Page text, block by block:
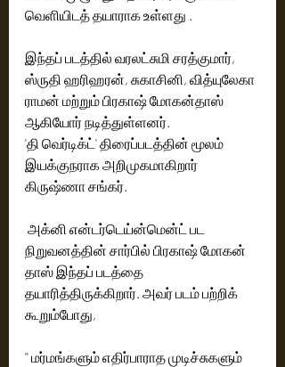
வெளியிடத் தயாராக உள்ளது .
இந்தப் படத்தில் வரலட்சுமி சரத்குமார்,
ஸ்ருதி ஹரிஹரன், சுகாசினி, வித்யுலேகா
ராமன் மற்றும் பிரகாஷ் மோகன்தாஸ்
ஆகியோர் நடித்துள்ளனர்.
'தி வெர்டிக்ட்' திரைப்படத்தின் மூலம்
இயக்குநராக அறிமுகமாகிறார்
கிருஷ்ணா சங்கர்.
நிறுவனத்தின் சார்பில் பிரகாஷ் மோகன்
தாஸ் இந்தப் படத்தை
தயாரித்திருக்கிறார். அவர் படம் பற்றிக்
கூறும்போது,
'' மர்மங்களும் எதிர்பாராத முடிச்சுகளும்